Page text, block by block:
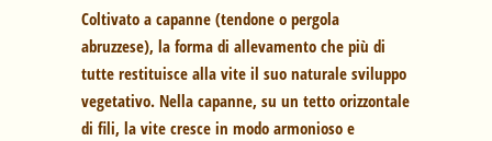
Coltivato a capanne (tendone o pergola
abruzzese), la forma di allevamento che più di
tutte restituisce alla vite il suo naturale sviluppo
vegetativo. Nella capanne, su un tetto orizzontale
di fili, la vite cresce in modo armonioso e